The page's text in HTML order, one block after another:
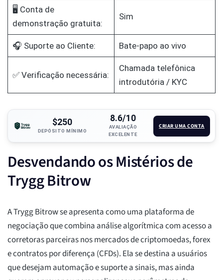
🖥️ Conta de
demonstração gratuita:
Sim
🎧 Suporte ao Cliente: Bate-papo ao vivo
✅ Verificação necessária:
Chamada telefônica
introdutória / KYC
$250
DEPÓSITO MÍNIMO
8.6/10
AVALIAÇÃO
EXCELENTE
CRIAR UMA CONTA
Desvendando os Mistérios de
Trygg Bitrow
A Trygg Bitrow se apresenta como uma plataforma de
negociação que combina análise algorítmica com acesso a
corretoras parceiras nos mercados de criptomoedas, forex
e contratos por diferença (CFDs). Ela se destina a usuários
que desejam automação e suporte a sinais, mas ainda